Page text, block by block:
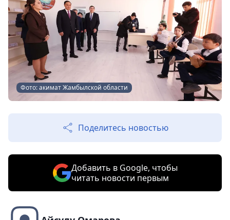
Фото: акимат Жамбылской области
Поделитесь новостью
Добавить в Google, чтобы
читать новости первым